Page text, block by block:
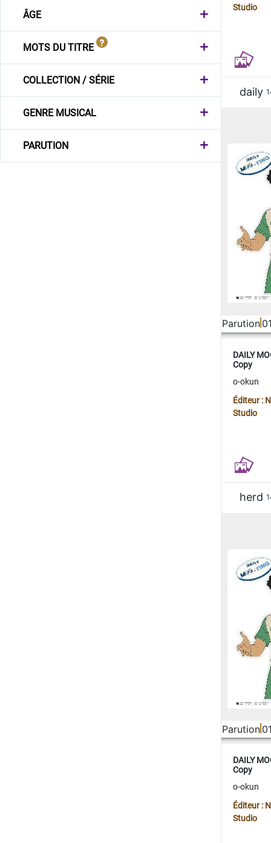
ÂGE
MOTS DU TITRE
COLLECTION / SÉRIE
GENRE MUSICAL
PARUTION
Studio
daily
Parution
DAILY
Copy
o-okun
Éditeur :
Studio
herd
Parution
DAILY
Copy
o-okun
Éditeur :
Studio